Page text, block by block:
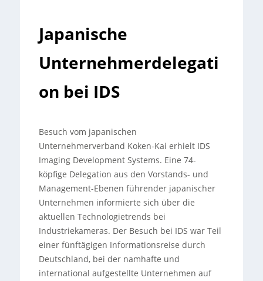
Japanische
Unternehmerdelegati
on bei IDS
Besuch vom japanischen
Unternehmerverband Koken-Kai erhielt IDS
Imaging Development Systems. Eine 74-
köpfige Delegation aus den Vorstands- und
Management-Ebenen führender japanischer
Unternehmen informierte sich über die
aktuellen Technologietrends bei
Industriekameras. Der Besuch bei IDS war Teil
einer fünftägigen Informationsreise durch
Deutschland, bei der namhafte und
international aufgestellte Unternehmen auf